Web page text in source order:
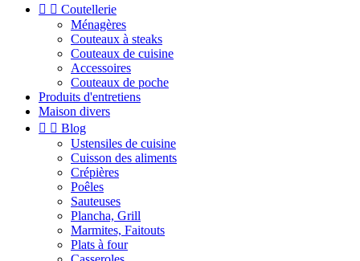
  Coutellerie
Ménagères
Couteaux à steaks
Couteaux de cuisine
Accessoires
Couteaux de poche
Produits d'entretiens
Maison divers
  Blog
Ustensiles de cuisine
Cuisson des aliments
Crépières
Poêles
Sauteuses
Plancha, Grill
Marmites, Faitouts
Plats à four